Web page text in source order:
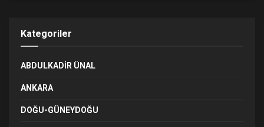
Kategoriler
ABDULKADIR ÜNAL
ANKARA
DOĞU-GÜNEYDOĞU